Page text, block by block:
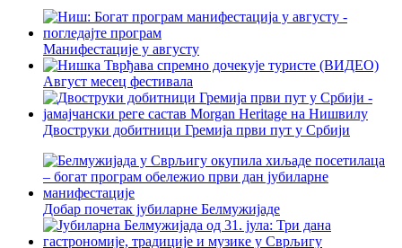
Манифестације у августу
Август месец фестивала
Двоструки добитници Гремија први пут у Србији
Добар почетак јубиларне Белмужијаде